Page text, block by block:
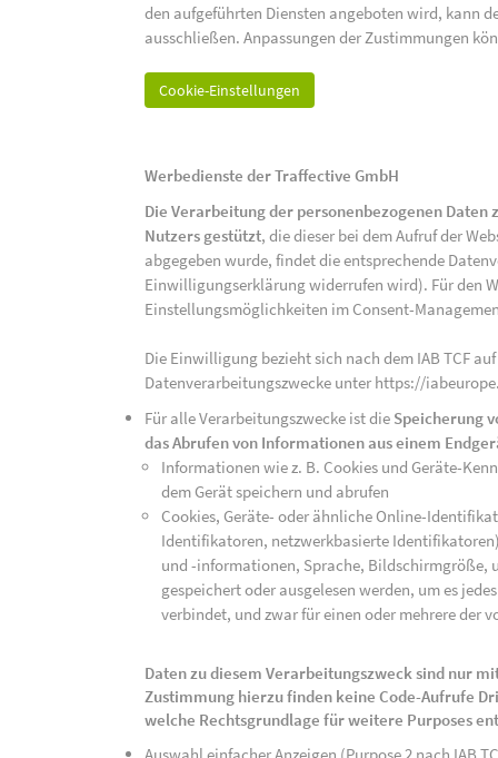
den aufgeführten Diensten angeboten wird, kann
ausschließen. Anpassungen der Zustimmungen
Cookie-Einstellungen
Werbedienste der Traffective GmbH
Die Verarbeitung der personenbezogenen
Nutzers gestützt, die dieser bei dem Aufruf der
abgegeben wurde, findet die entsprechende
Einwilligungserklärung widerrufen wird). Für den
Einstellungsmöglichkeiten im Consent-
Die Einwilligung bezieht sich nach dem IAB TCF
Datenverarbeitungszwecke unter https://
Für alle Verarbeitungszwecke ist die Speicherung
das Abrufen von Informationen aus einem
Informationen wie z. B. Cookies und Geräte-
dem Gerät speichern und abrufen
Cookies, Geräte- oder ähnliche Online-
Identifikatoren, netzwerkbasierte
und -informationen, Sprache, Bildschirmgröße,
gespeichert oder ausgelesen werden, um es
verbindet, und zwar für einen oder mehrere der
Daten zu diesem Verarbeitungszweck sind nur
Zustimmung hierzu finden keine Code-Aufrufe
welche Rechtsgrundlage für weitere Purposes